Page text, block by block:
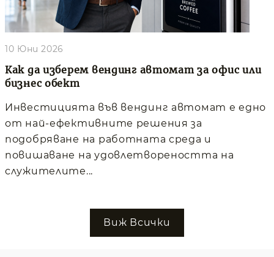
Как да изберем вендинг автомат за офис или
бизнес обект
10 Юни 2026
Инвестицията във вендинг автомат е едно
от най-ефективните решения за
подобряване на работната среда и
повишаване на удовлетвореността на
служителите...
Виж Всички